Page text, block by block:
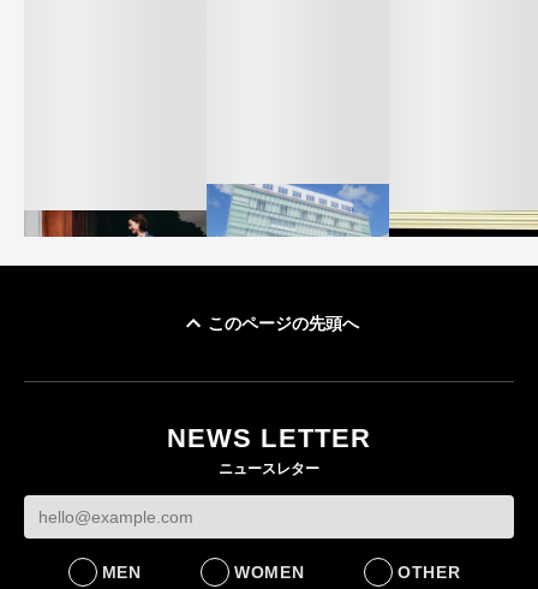
ケットなど7型を発売
FASHION
FASHION
BUSINESS
このページの先頭へ
NEWS LETTER
ニュースレター
MEN WOMEN OTHER